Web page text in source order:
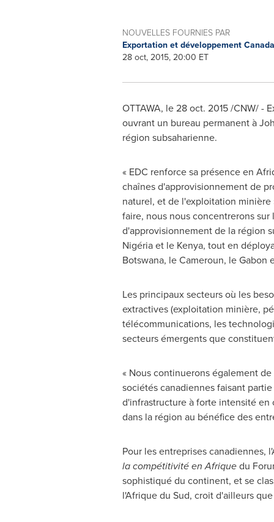
NOUVELLES FOURNIES PAR
Exportation et développement
28 oct, 2015, 20:00 ET
OTTAWA, le 28 oct. 2015 /CNW/ -
ouvrant un bureau permanent à
région subsaharienne.
« EDC renforce sa présence en
chaînes d'approvisionnement de
naturel, et de l'exploitation
faire, nous nous concentrerons
d'approvisionnement de la région
Nigéria et le Kenya, tout en
Botswana, le Cameroun, leGabon
Les principaux secteurs où les
extractives (exploitation minière,
télécommunications, les
secteurs émergents que
« Nous continuerons également
sociétés canadiennes faisant
d'infrastructure à forte intensité en
dans la région au bénéfice des
Pour les entreprises
la compétitivité en Afriquedu
sophistiqué du continent, et se
l'Afrique du Sud, croit d'ailleurs